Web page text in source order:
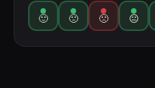
🙂 🙁 🙁 😐